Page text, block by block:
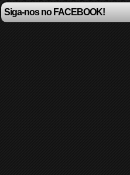
Siga-nos no FACEBOOK!